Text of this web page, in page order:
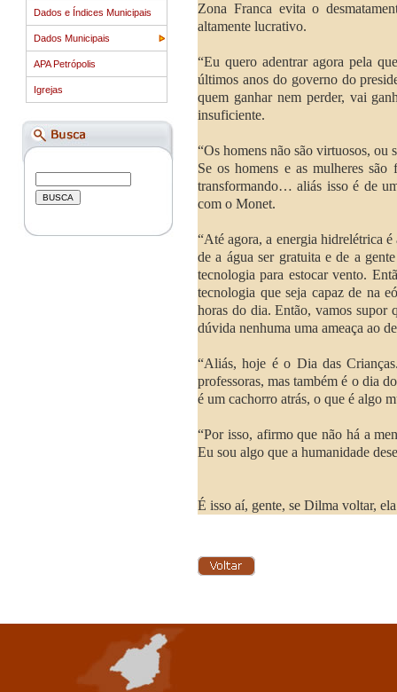
Dados e Índices Municipais
Dados Municipais
APA Petrópolis
Igrejas
Zona Franca evita o
altamente lucrativo.
“Eu quero adentrar agora pela
últimos anos do governo do
quem ganhar nem perder, vai
insuficiente.
“Os homens não são virtuosos, ou
Se os homens e as mulheres
transformando… aliás isso é de
com o Monet.
“Até agora, a energia hidrelétrica
de a água ser gratuita e de a
tecnologia para estocar vento.
tecnologia que seja capaz de na
horas do dia. Então, vamos supor
dúvida nenhuma uma ameaça ao
“Aliás, hoje é o Dia das
professoras, mas também é o dia
é um cachorro atrás, o que é algo
“Por isso, afirmo que não há a
Eu sou algo que a humanidade
É isso aí, gente, se Dilma voltar,